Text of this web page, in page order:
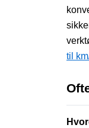
til